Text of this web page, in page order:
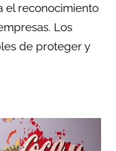
el reconocimiento
Los
de proteger y